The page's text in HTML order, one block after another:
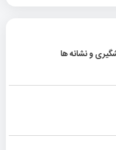
و نشانه ها